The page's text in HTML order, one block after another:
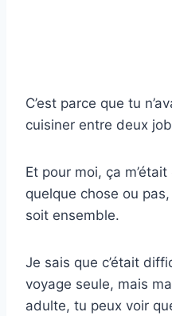
C’est parce que tu
cuisiner entre deux
Et pour moi, ça
quelque chose ou pas,
soit ensemble.
Je sais que c’était
voyage seule, mais
adulte, tu peux voir